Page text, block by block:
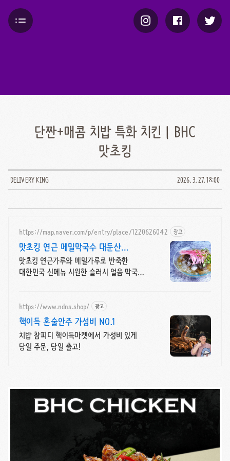
단짠+매콤 치밥 특화 치킨 | BHC
맛초킹
DELIVERY KING 2026. 3. 27. 18:00
https://map.naver.com/p/entry/place/1220626042 광고
맛초킹 연근 메밀막국수 대둔산
등산후엔 막국수지
맛초킹 연근가루와 메밀가루로 반죽한
대한민국 신메뉴 시원한 슬러시 얼음 막국수
https://www.ndns.shop/ 광고
핵이득 혼술안주 가성비 NO.1
치밥 참피디 핵이득마켓에서 가성비 있게
당일 주문, 당일 출고!